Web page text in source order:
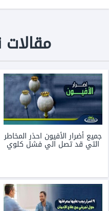
جميع أضرار الأفيون احذر المخاطر
التي قد تصل الي فشل كلوي